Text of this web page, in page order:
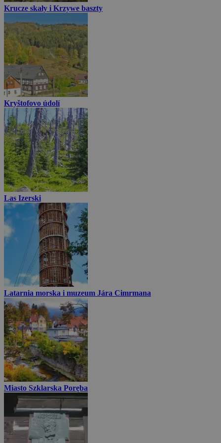
Krucze skały i Krzywe baszty
Kryštofovo údolí
Las Izerski
Latarnia morska i muzeum Jára Cimrmana
Miasto Szklarska Poręba